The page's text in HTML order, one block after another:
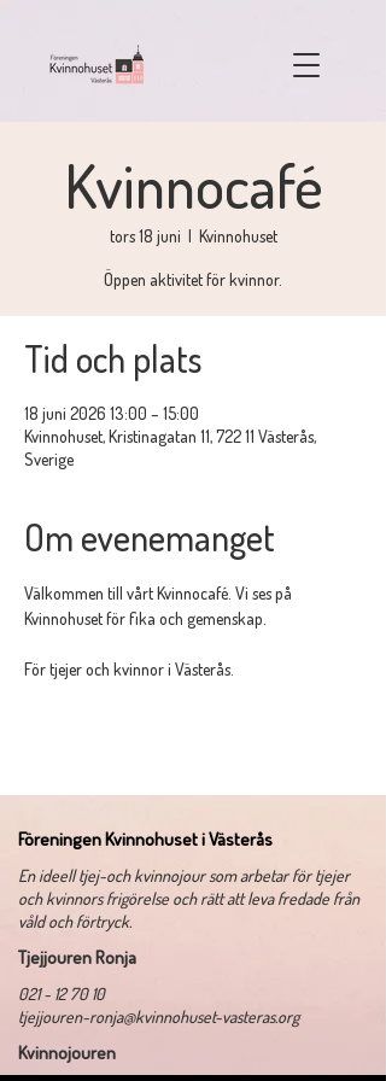
Kvinnocafé
tors 18 juni
  |
Kvinnohuset
Öppen aktivitet för kvinnor.
Tid och plats
18 juni 2026 13:00 – 15:00
Kvinnohuset, Kristinagatan 11, 722 11 Västerås,
Sverige
Om evenemanget
Välkommen till vårt Kvinnocafé. Vi ses på
Kvinnohuset för fika och gemenskap.
För tjejer och kvinnor i Västerås.
Föreningen Kvinnohuset i Västerås
​En ideell tjej-och kvinnojour som arbetar för tjejer
och kvinnors frigörelse och rätt att leva fredade från
våld och förtryck.
Tjejjouren Ronja
021 - 12 70 10
tjejjouren-ronja@kvinnohuset-vasteras.org
Kvinnojouren